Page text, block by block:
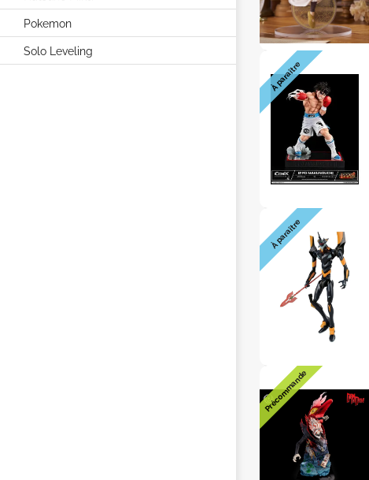
Pokemon
Solo Leveling
À paraître
À paraître
Précommande